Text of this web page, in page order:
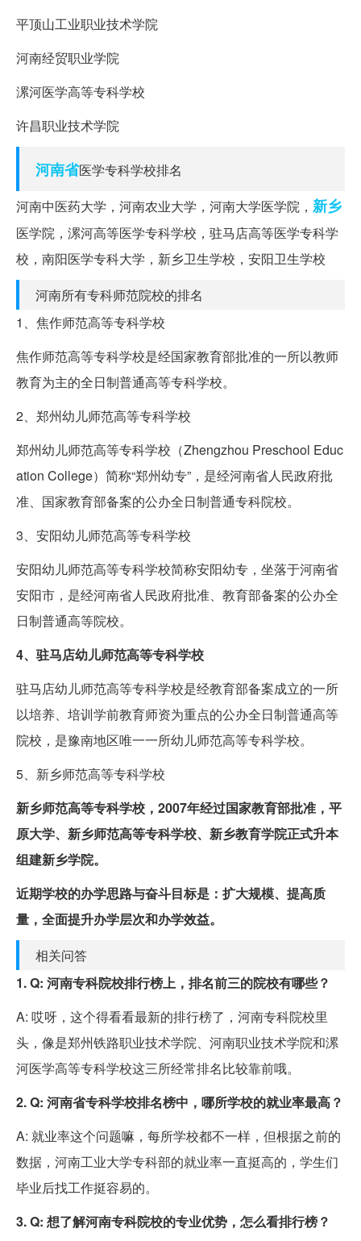
平顶山工业职业技术学院
河南经贸职业学院
漯河医学高等专科学校
许昌职业技术学院
河南省医学专科学校排名
河南中医药大学，河南农业大学，河南大学医学院， 新乡
医学院，漯河高等医学专科学校，驻马店高等医学专科学
校，南阳医学专科大学，新乡卫生学校，安阳卫生学校
河南所有专科师范院校的排名
1、焦作师范高等专科学校
焦作师范高等专科学校是经国家教育部批准的一所以教师
教育为主的全日制普通高等专科学校。
2、郑州幼儿师范高等专科学校
郑州幼儿师范高等专科学校（Zhengzhou Preschool Educ
ation College）简称“郑州幼专”，是经河南省人民政府批
准、国家教育部备案的公办全日制普通专科院校。
3、安阳幼儿师范高等专科学校
安阳幼儿师范高等专科学校简称安阳幼专，坐落于河南省
安阳市，是经河南省人民政府批准、教育部备案的公办全
日制普通高等院校。
4、驻马店幼儿师范高等专科学校
驻马店幼儿师范高等专科学校是经教育部备案成立的一所
以培养、培训学前教育师资为重点的公办全日制普通高等
院校，是豫南地区唯一一所幼儿师范高等专科学校。
5、新乡师范高等专科学校
新乡师范高等专科学校，2007年经过国家教育部批准，平
原大学、新乡师范高等专科学校、新乡教育学院正式升本
组建新乡学院。
近期学校的办学思路与奋斗目标是：扩大规模、提高质
量，全面提升办学层次和办学效益。
相关问答
1. Q: 河南专科院校排行榜上，排名前三的院校有哪些？
A: 哎呀，这个得看看最新的排行榜了，河南专科院校里
头，像是郑州铁路职业技术学院、河南职业技术学院和漯
河医学高等专科学校这三所经常排名比较靠前哦。
2. Q: 河南省专科学校排名榜中，哪所学校的就业率最高？
A: 就业率这个问题嘛，每所学校都不一样，但根据之前的
数据，河南工业大学专科部的就业率一直挺高的，学生们
毕业后找工作挺容易的。
3. Q: 想了解河南专科院校的专业优势，怎么看排行榜？